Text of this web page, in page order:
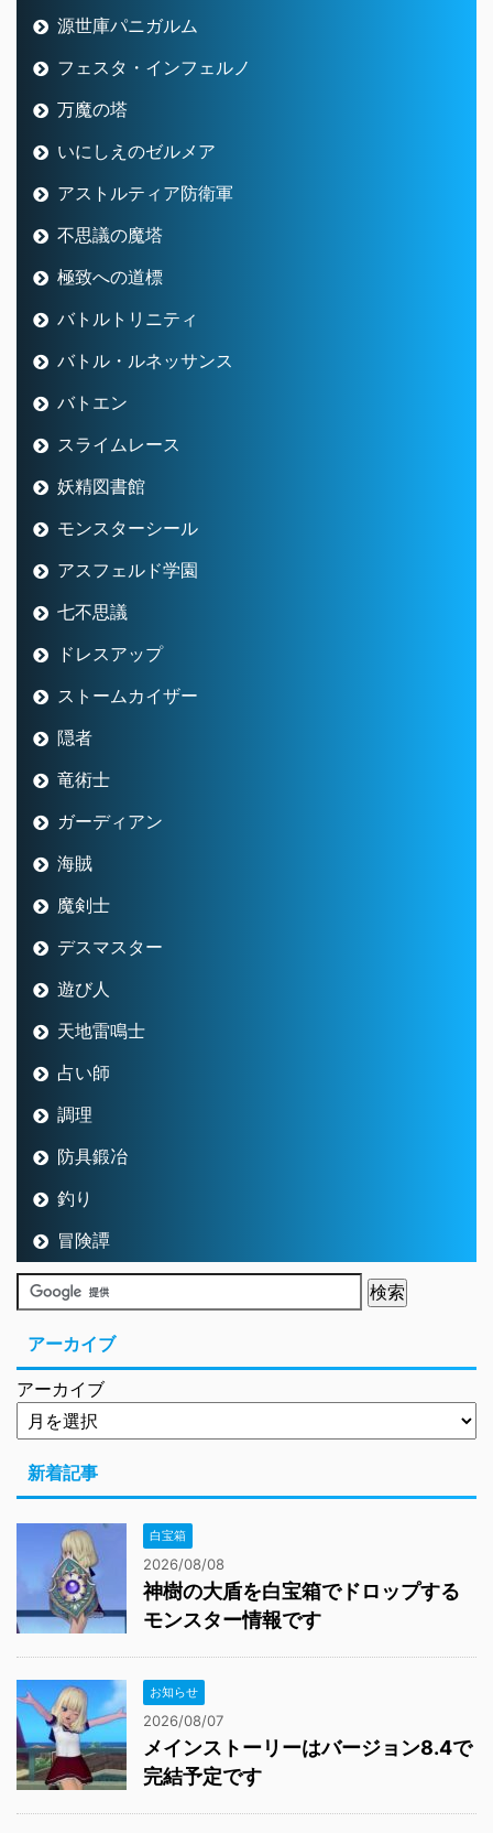
源世庫パニガルム
フェスタ・インフェルノ
万魔の塔
いにしえのゼルメア
アストルティア防衛軍
不思議の魔塔
極致への道標
バトルトリニティ
バトル・ルネッサンス
バトエン
スライムレース
妖精図書館
モンスターシール
アスフェルド学園
七不思議
ドレスアップ
ストームカイザー
隠者
竜術士
ガーディアン
海賊
魔剣士
デスマスター
遊び人
天地雷鳴士
占い師
調理
防具鍛冶
釣り
冒険譚
アーカイブ
アーカイブ
新着記事
白宝箱
2026/08/08
神樹の大盾を白宝箱でドロップする
モンスター情報です
お知らせ
2026/08/07
メインストーリーはバージョン8.4で
完結予定です